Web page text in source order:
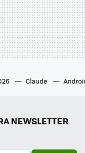
Claude
NEWSLETTER